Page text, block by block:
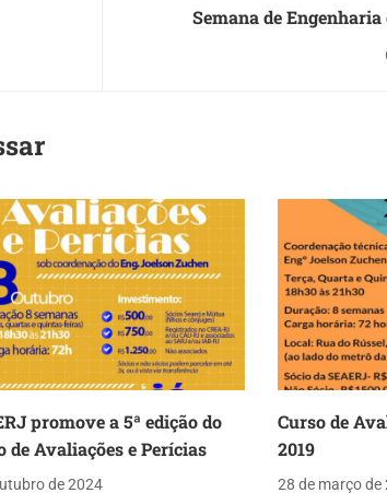
Semana de
Palestra 11/12: "Tribunal de
promove a 5ª edição do
de Avaliações e Perícias
de 2024
Curso de
2019
28 de março de